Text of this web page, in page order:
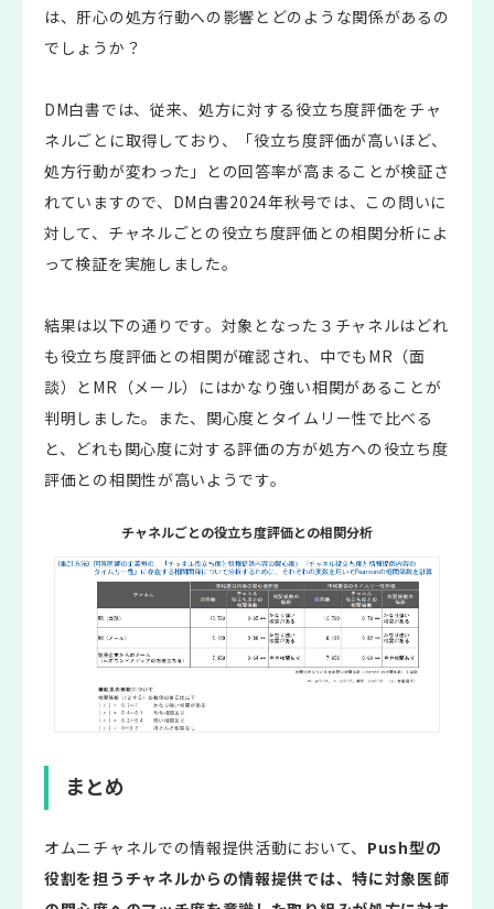
は、肝心の処方行動への影響とどのような関係があるの
でしょうか？
DM白書では、従来、処方に対する役立ち度評価をチャ
ネルごとに取得しており、「役立ち度評価が高いほど、
処方行動が変わった」との回答率が高まることが検証さ
れていますので、DM白書2024年秋号では、この問いに
対して、チャネルごとの役立ち度評価との相関分析によ
って検証を実施しました。
結果は以下の通りです。対象となった３チャネルはどれ
も役立ち度評価との相関が確認され、中でもMR（面
談）とMR（メール）にはかなり強い相関があることが
判明しました。また、関心度とタイムリー性で比べる
と、どれも関心度に対する評価の方が処方への役立ち度
評価との相関性が高いようです。
チャネルごとの役立ち度評価との相関分析
まとめ
オムニチャネルでの情報提供活動において、 Push型の
役割を担うチャネルからの情報提供では、特に対象医師